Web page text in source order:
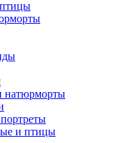
натюрморты
и птицы